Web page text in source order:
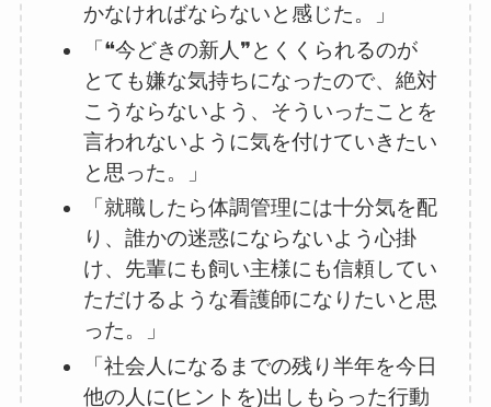
かなければならないと感じた。」
「❝今どきの新人❞とくくられるのが
とても嫌な気持ちになったので、絶対
こうならないよう、そういったことを
言われないように気を付けていきたい
と思った。」
「就職したら体調管理には十分気を配
り、誰かの迷惑にならないよう心掛
け、先輩にも飼い主様にも信頼してい
ただけるような看護師になりたいと思
った。」
「社会人になるまでの残り半年を今日
他の人に(ヒントを)出しもらった行動